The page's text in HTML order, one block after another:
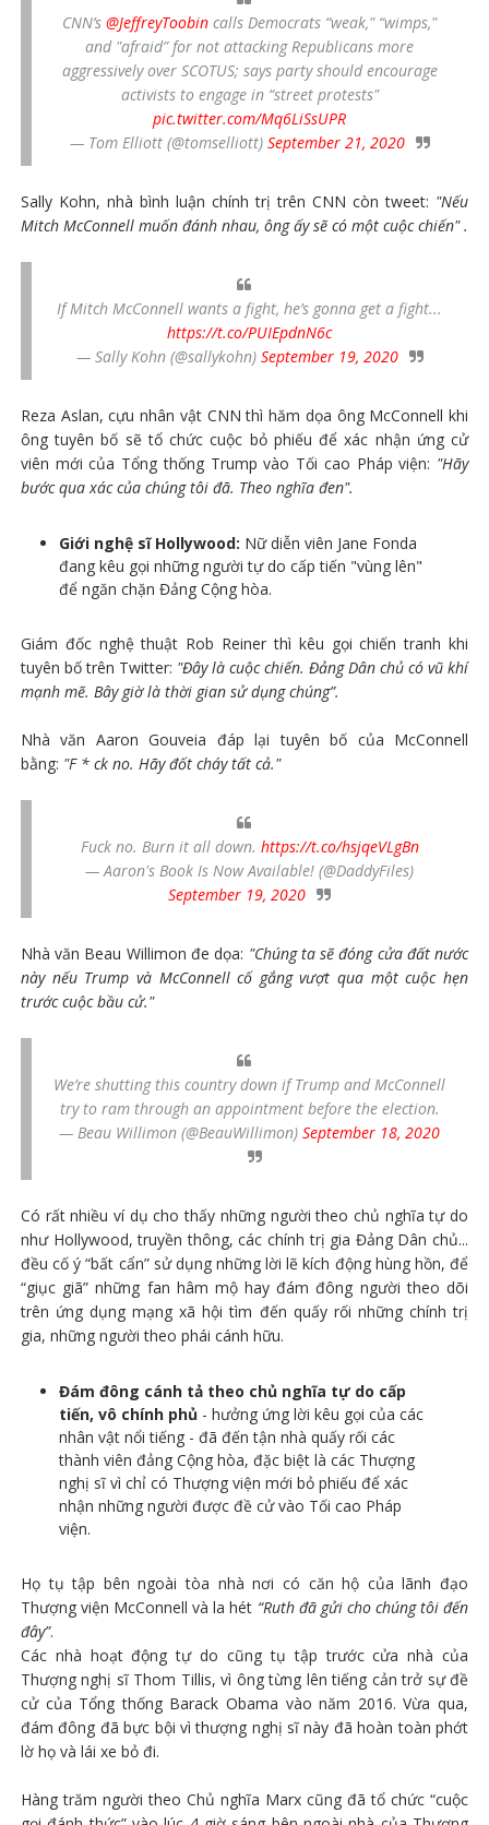
CNN’s@JeffreyToobin calls Democrats “weak," “wimps,"
and "afraid” for not attacking Republicans more
aggressively over SCOTUS; says party should encourage
activists to engage in “street protests"
pic.twitter.com/Mq6LiSsUPR
— Tom Elliott (@tomselliott) September 21, 2020
Sally Kohn, nhà bình luận chính trị trên CNN còn tweet: "Nếu
Mitch McConnell muốn đánh nhau, ông ấy sẽ có một cuộc chiến" .
If Mitch McConnell wants a fight, he’s gonna get a fight...
https://t.co/PUIEpdnN6c
— Sally Kohn (@sallykohn) September 19, 2020
Reza Aslan, cựu nhân vật CNN thì hăm dọa ông McConnell khi
ông tuyên bố sẽ tổ chức cuộc bỏ phiếu để xác nhận ứng cử
viên mới của Tổng thống Trump vào Tối cao Pháp viện: "Hãy
bước qua xác của chúng tôi đã. Theo nghĩa đen".
Giới nghệ sĩ Hollywood: Nữ diễn viên Jane Fonda
đang kêu gọi những người tự do cấp tiến "vùng lên"
để ngăn chặn Đảng Cộng hòa.
Giám đốc nghệ thuật Rob Reiner thì kêu gọi chiến tranh khi
tuyên bố trên Twitter: "Đây là cuộc chiến. Đảng Dân chủ có vũ khí
mạnh mẽ. Bây giờ là thời gian sử dụng chúng”.
Nhà văn Aaron Gouveia đáp lại tuyên bố của McConnell
bằng: "F * ck no. Hãy đốt cháy tất cả."
Fuck no. Burn it all down. https://t.co/hsjqeVLgBn
— Aaron's Book Is Now Available! (@DaddyFiles)
September 19, 2020
Nhà văn Beau Willimon đe dọa: "Chúng ta sẽ đóng cửa đất nước
này nếu Trump và McConnell cố gắng vượt qua một cuộc hẹn
trước cuộc bầu cử."
We’re shutting this country down if Trump and McConnell
try to ram through an appointment before the election.
— Beau Willimon (@BeauWillimon)September 18, 2020
Có rất nhiều ví dụ cho thấy những người theo chủ nghĩa tự do
như Hollywood, truyền thông, các chính trị gia Đảng Dân chủ...
đều cố ý “bất cẩn” sử dụng những lời lẽ kích động hùng hồn, để
“giục giã” những fan hâm mộ hay đám đông người theo dõi
trên ứng dụng mạng xã hội tìm đến quấy rối những chính trị
gia, những người theo phái cánh hữu.
Đám đông cánh tả theo chủ nghĩa tự do cấp
tiến, vô chính phủ - hưởng ứng lời kêu gọi của các
nhân vật nổi tiếng - đã đến tận nhà quấy rối các
thành viên đảng Cộng hòa, đặc biệt là các Thượng
nghị sĩ vì chỉ có Thượng viện mới bỏ phiếu để xác
nhận những người được đề cử vào Tối cao Pháp
viện.
Họ tụ tập bên ngoài tòa nhà nơi có căn hộ của lãnh đạo
Thượng viện McConnell và la hét “Ruth đã gửi cho chúng tôi đến
đây”.
Các nhà hoạt động tự do cũng tụ tập trước cửa nhà của
Thượng nghị sĩ Thom Tillis, vì ông từng lên tiếng cản trở sự đề
cử của Tổng thống Barack Obama vào năm 2016. Vừa qua,
đám đông đã bực bội vì thượng nghị sĩ này đã hoàn toàn phớt
lờ họ và lái xe bỏ đi.
Hàng trăm người theo Chủ nghĩa Marx cũng đã tổ chức “cuộc